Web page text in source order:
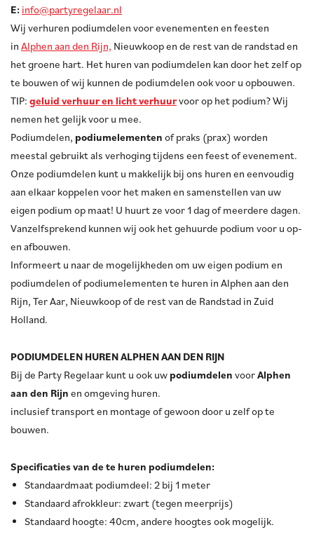
E: info@partyregelaar.nl
Wij verhuren podiumdelen voor evenementen en feesten
in Alphen aan den Rijn, Nieuwkoop en de rest van de randstad en
het groene hart. Het huren van podiumdelen kan door het zelf op
te bouwen of wij kunnen de podiumdelen ook voor u opbouwen.
TIP: geluid verhuur en licht verhuurvoor op het podium? Wij
nemen het gelijk voor u mee.
Podiumdelen, podiumelementen of praks (prax) worden
meestal gebruikt als verhoging tijdens een feest of evenement.
Onze podiumdelen kunt u makkelijk bij ons huren en eenvoudig
aan elkaar koppelen voor het maken en samenstellen van uw
eigen podium op maat! U huurt ze voor 1 dag of meerdere dagen.
Vanzelfsprekend kunnen wij ook het gehuurde podium voor u op-
en afbouwen.
Informeert u naar de mogelijkheden om uw eigen podium en
podiumdelen of podiumelementen te huren in Alphen aan den
Rijn, Ter Aar, Nieuwkoop of de rest van de Randstad in Zuid
Holland.
PODIUMDELEN HUREN ALPHEN AAN DEN RIJN
Bij de Party Regelaar kunt u ook uw podiumdelen voorAlphen
aan den Rijn en omgeving huren.
inclusief transport en montage of gewoon door u zelf op te
bouwen.
Specificaties van de te huren podiumdelen:
Standaardmaat podiumdeel: 2 bij 1 meter
Standaard afrokkleur: zwart (tegen meerprijs)
Standaard hoogte: 40cm, andere hoogtes ook mogelijk.